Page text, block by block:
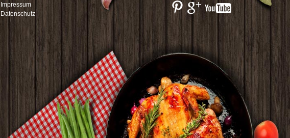
Impressum
Datenschutz